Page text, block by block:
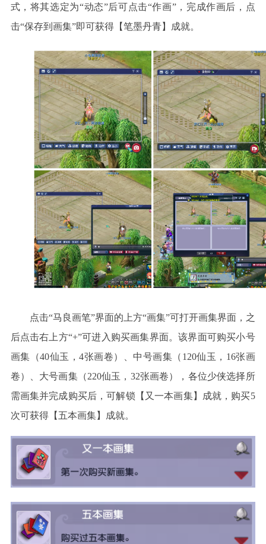
式，将其选定为“动态”后可点击“作画”，完成作画后，点
击“保存到画集”即可获得【笔墨丹青】成就。
点击“马良画笔”界面的上方“画集”可打开画集界面，之
后点击右上方“+”可进入购买画集界面。该界面可购买小号
画集（40仙玉，4张画卷）、中号画集（120仙玉，16张画
卷）、大号画集（220仙玉，32张画卷），各位少侠选择所
需画集并完成购买后，可解锁【又一本画集】成就，购买5
次可获得【五本画集】成就。